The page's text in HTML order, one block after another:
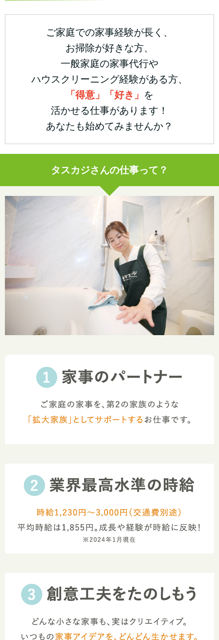
ご家庭での家事経験が長く、
お掃除が好きな方、
一般家庭の家事代行や
ハウスクリーニング経験がある方、
「得意」「好き」 を
活かせる仕事があります！
あなたも始めてみませんか？
タスカジさんの仕事って？